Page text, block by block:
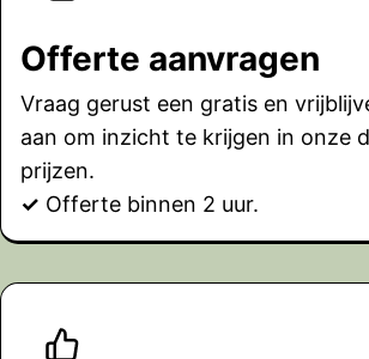
Offerte aanvragen
Vraag gerust een gratis en
aan om inzicht te krijgen in onze
prijzen.
✓ Offerte binnen 2 uur.